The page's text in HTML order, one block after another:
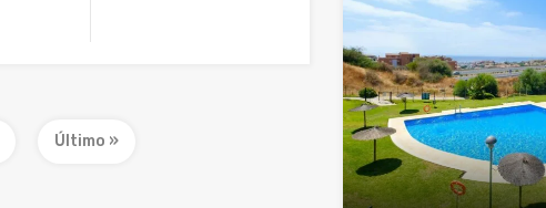
Último »